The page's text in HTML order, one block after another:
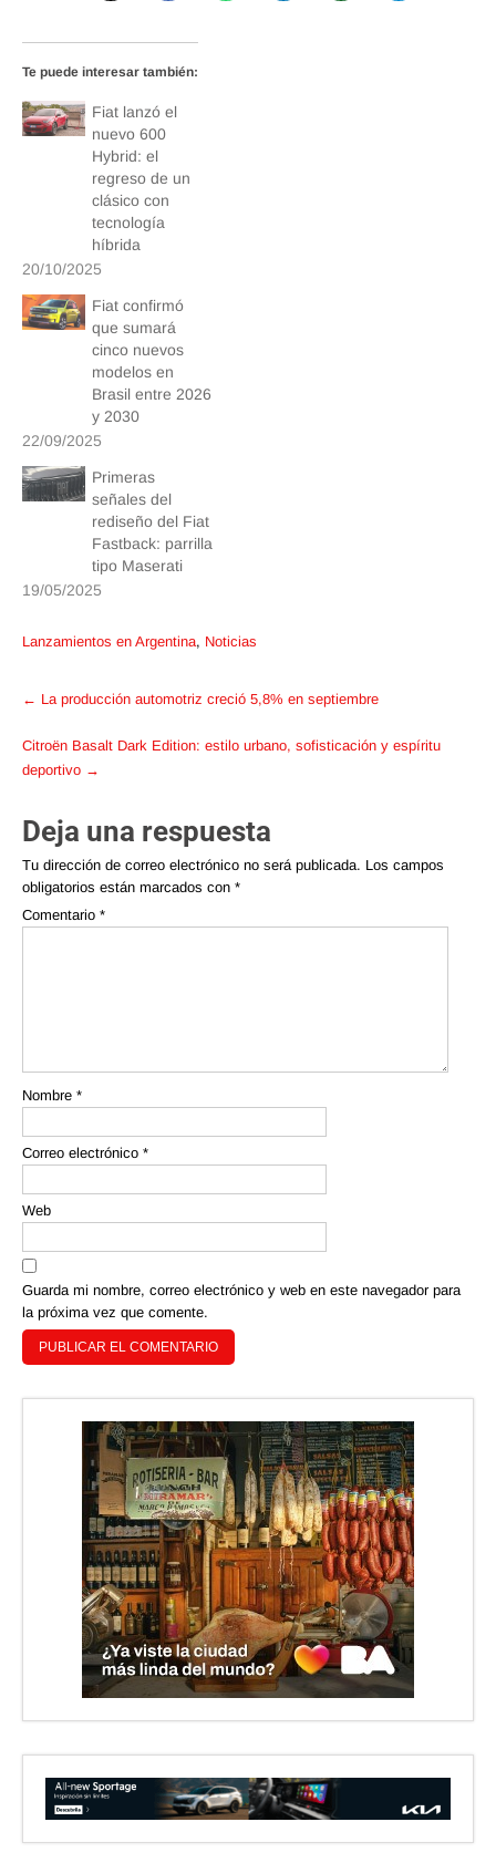
Te puede interesar también:
Fiat lanzó el
nuevo 600
Hybrid: el
regreso de un
clásico con
tecnología
híbrida
20/10/2025
Fiat confirmó
que sumará
cinco nuevos
modelos en
Brasil entre 2026
y 2030
22/09/2025
Primeras
señales del
rediseño del Fiat
Fastback: parrilla
tipo Maserati
19/05/2025
Lanzamientos en Argentina, Noticias
Post
← La producción automotriz creció 5,8% en septiembre
Citroën Basalt Dark Edition: estilo urbano, sofisticación y espíritu
deportivo →
Deja una respuesta
Tu dirección de correo electrónico no será publicada. Los campos
obligatorios están marcados con *
Comentario *
Nombre *
Correo electrónico *
Web
Guarda mi nombre, correo electrónico y web en este navegador para
la próxima vez que comente.